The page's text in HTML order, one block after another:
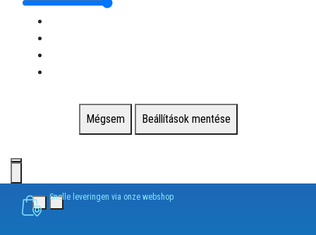
Mégsem Beállítások mentése
Snelle leveringen via onze webshop